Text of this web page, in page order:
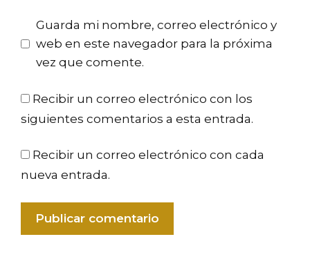
Guarda mi nombre, correo electrónico y
web en este navegador para la próxima
vez que comente.
Recibir un correo electrónico con los
siguientes comentarios a esta entrada.
Recibir un correo electrónico con cada
nueva entrada.